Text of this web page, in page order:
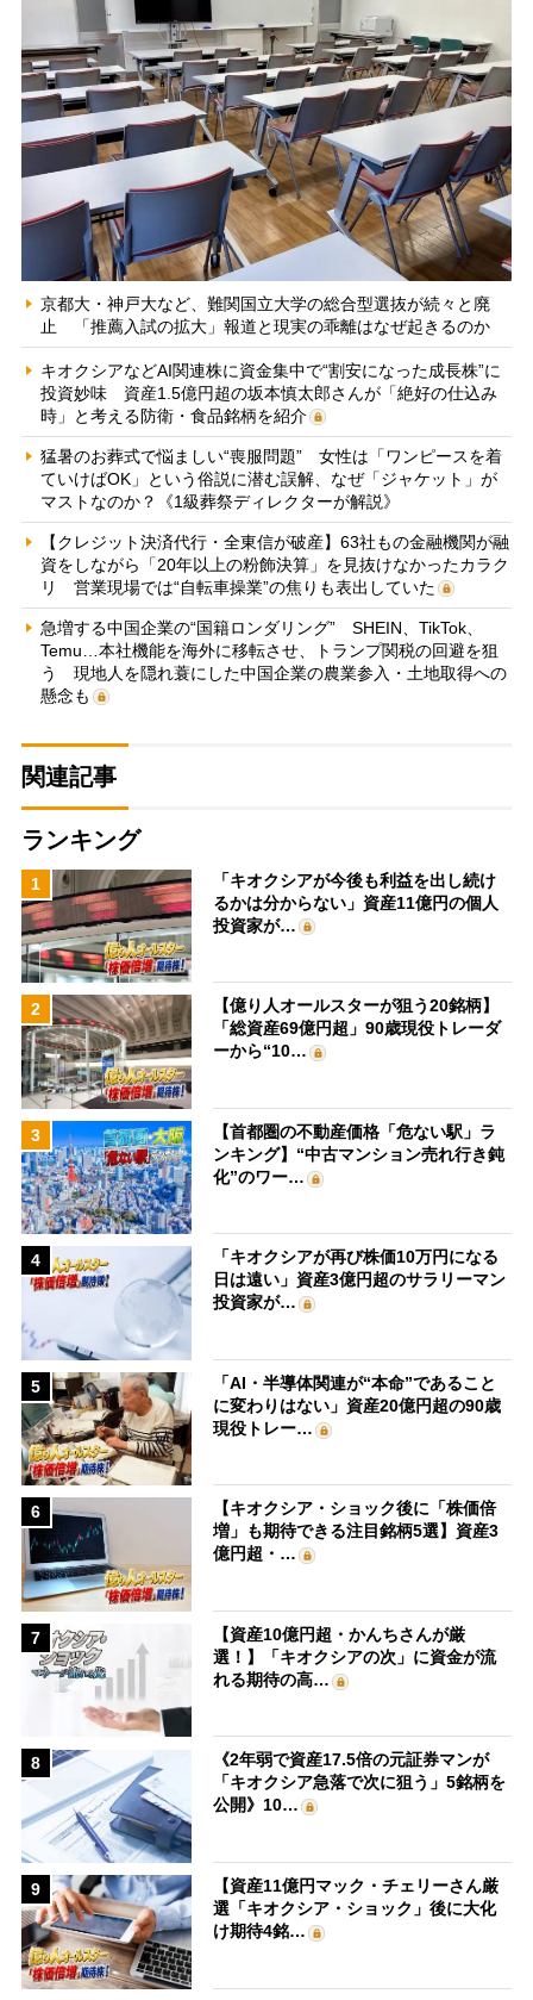
京都大・神戸大など、難関国立大学の総合型選抜が続々と廃
止 「推薦入試の拡大」報道と現実の乖離はなぜ起きるのか
キオクシアなどAI関連株に資金集中で“割安になった成長株”に
投資妙味 資産1.5億円超の坂本慎太郎さんが「絶好の仕込み
時」と考える防衛・食品銘柄を紹介
猛暑のお葬式で悩ましい“喪服問題” 女性は「ワンピースを着
ていけばOK」という俗説に潜む誤解、なぜ「ジャケット」が
マストなのか？《1級葬祭ディレクターが解説》
【クレジット決済代行・全東信が破産】63社もの金融機関が融
資をしながら「20年以上の粉飾決算」を見抜けなかったカラク
リ 営業現場では“自転車操業”の焦りも表出していた
急増する中国企業の“国籍ロンダリング” SHEIN、TikTok、
Temu…本社機能を海外に移転させ、トランプ関税の回避を狙
う 現地人を隠れ蓑にした中国企業の農業参入・土地取得への
懸念も
関連記事
ランキング
1
「キオクシアが今後も利益を出し続け
るかは分からない」資産11億円の個人
投資家が…
2
【億り人オールスターが狙う20銘柄】
「総資産69億円超」90歳現役トレーダ
ーから“10…
3
【首都圏の不動産価格「危ない駅」ラ
ンキング】“中古マンション売れ行き鈍
化”のワー…
4
「キオクシアが再び株価10万円になる
日は遠い」資産3億円超のサラリーマン
投資家が…
5
「AI・半導体関連が“本命”であること
に変わりはない」資産20億円超の90歳
現役トレー…
6
【キオクシア・ショック後に「株価倍
増」も期待できる注目銘柄5選】資産3
億円超・…
7
【資産10億円超・かんちさんが厳
選！】「キオクシアの次」に資金が流
れる期待の高…
8
《2年弱で資産17.5倍の元証券マンが
「キオクシア急落で次に狙う」5銘柄を
公開》10…
9
【資産11億円マック・チェリーさん厳
選「キオクシア・ショック」後に大化
け期待4銘…